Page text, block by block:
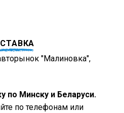
"Малиновка",
по Минску и Беларуси.
по телефонам или